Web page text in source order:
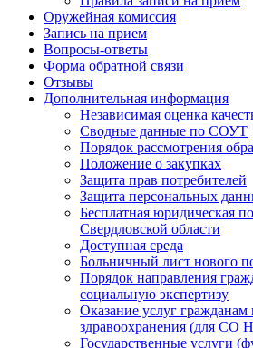
Оружейная комиссия
Запись на прием
Вопросы-ответы
Форма обратной связи
Отзывы
Дополнительная информация
Независимая оценка
Сводные данные по СОУТ
Порядок рассмотрения
Положение о закупках
Защита прав потребителей
Защита персональных
Бесплатная юридическая
Свердловской области
Доступная среда
Больничный лист нового
Порядок направления
социальную экспертизу
Оказание услуг гражданам
здравоохранения (для СО
Государственные услуги